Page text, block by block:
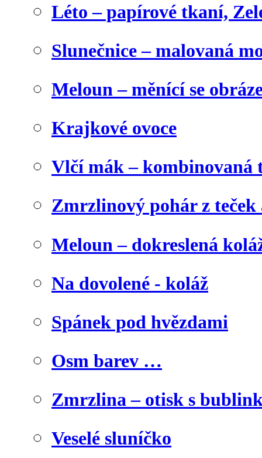
Léto – papírové tkaní,
Slunečnice – malovaná
Meloun – měnící se
Krajkové ovoce
Vlčí mák – kombinovaná
Zmrzlinový pohár z
Meloun – dokreslená
Na dovolené - koláž
Spánek pod hvězdami
Osm barev …
Zmrzlina – otisk s
Veselé sluníčko